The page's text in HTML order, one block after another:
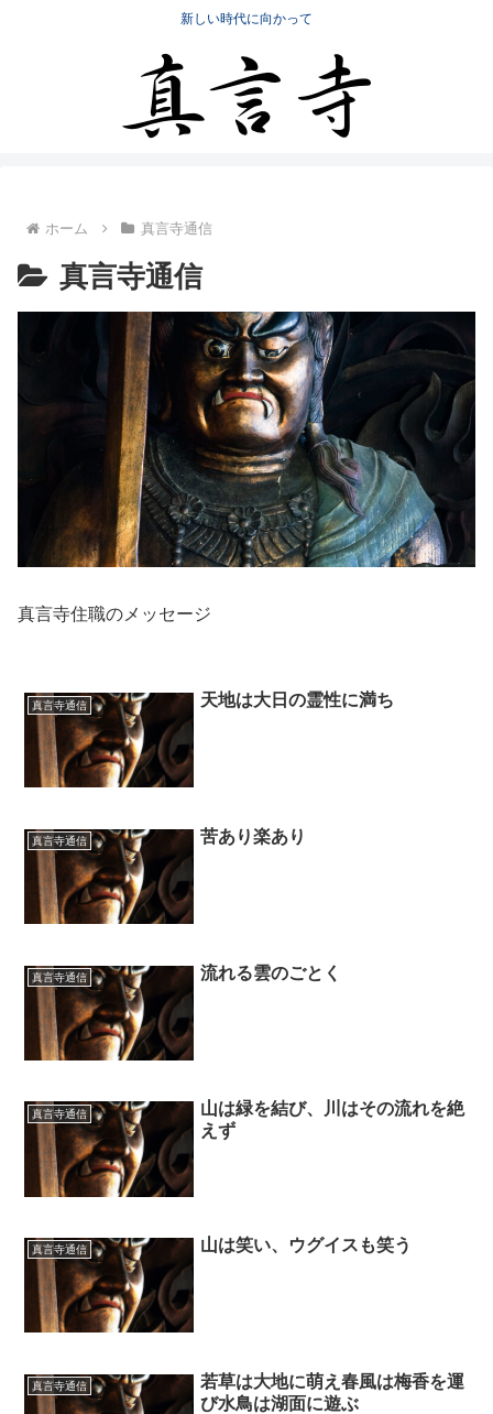
新しい時代に向かって
ホーム 真言寺通信
真言寺通信
真言寺住職のメッセージ
真言寺通信 天地は大日の霊性に満ち
真言寺通信 苦あり楽あり
真言寺通信 流れる雲のごとく
真言寺通信
山は緑を結び、川はその流れを絶
えず
真言寺通信 山は笑い、ウグイスも笑う
真言寺通信
若草は大地に萌え春風は梅香を運
び水鳥は湖面に遊ぶ